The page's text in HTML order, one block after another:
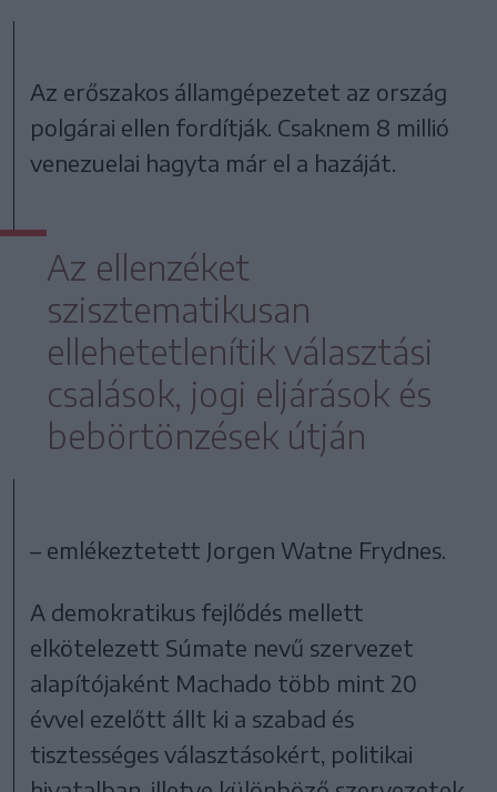
Az erőszakos államgépezetet az ország
polgárai ellen fordítják. Csaknem 8 millió
venezuelai hagyta már el a hazáját.
Az ellenzéket
szisztematikusan
ellehetetlenítik választási
csalások, jogi eljárások és
bebörtönzések útján
– emlékeztetett Jorgen Watne Frydnes.
A demokratikus fejlődés mellett
elkötelezett Súmate nevű szervezet
alapítójaként Machado több mint 20
évvel ezelőtt állt ki a szabad és
tisztességes választásokért, politikai